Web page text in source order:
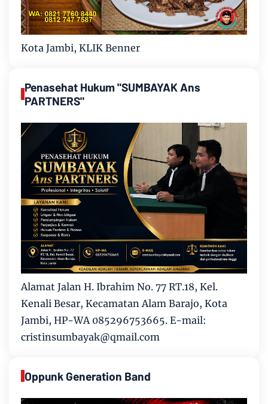
Kota Jambi, KLIK Benner
Penasehat Hukum "SUMBAYAK Ans
PARTNERS"
Alamat Jalan H. Ibrahim No. 77 RT.18, Kel.
Kenali Besar, Kecamatan Alam Barajo, Kota
Jambi, HP-WA 085296753665. E-mail:
cristinsumbayak@qmail.com
Oppunk Generation Band